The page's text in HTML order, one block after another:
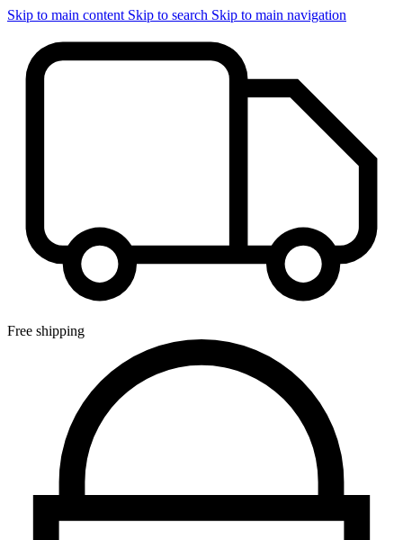
Skip to main content Skip to search Skip to main navigation
Free shipping